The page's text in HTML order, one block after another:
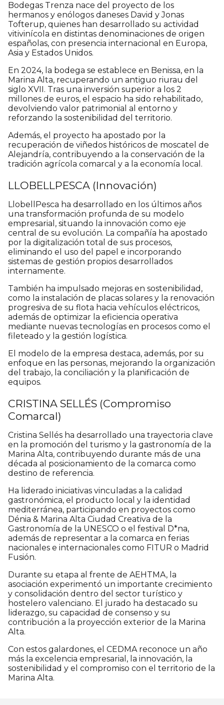
Bodegas Trenza nace del proyecto de los
hermanos y enólogos daneses David y Jonas
Tofterup, quienes han desarrollado su actividad
vitivinícola en distintas denominaciones de origen
españolas, con presencia internacional en Europa,
Asia y Estados Unidos.
En 2024, la bodega se establece en Benissa, en la
Marina Alta, recuperando un antiguo riurau del
siglo XVII. Tras una inversión superior a los 2
millones de euros, el espacio ha sido rehabilitado,
devolviendo valor patrimonial al entorno y
reforzando la sostenibilidad del territorio.
Además, el proyecto ha apostado por la
recuperación de viñedos históricos de moscatel de
Alejandría, contribuyendo a la conservación de la
tradición agrícola comarcal y a la economía local.
LLOBELLPESCA (Innovación)
LlobellPesca ha desarrollado en los últimos años
una transformación profunda de su modelo
empresarial, situando la innovación como eje
central de su evolución. La compañía ha apostado
por la digitalización total de sus procesos,
eliminando el uso del papel e incorporando
sistemas de gestión propios desarrollados
internamente.
También ha impulsado mejoras en sostenibilidad,
como la instalación de placas solares y la renovación
progresiva de su flota hacia vehículos eléctricos,
además de optimizar la eficiencia operativa
mediante nuevas tecnologías en procesos como el
fileteado y la gestión logística.
El modelo de la empresa destaca, además, por su
enfoque en las personas, mejorando la organización
del trabajo, la conciliación y la planificación de
equipos.
CRISTINA SELLÉS (Compromiso
Comarcal)
Cristina Sellés ha desarrollado una trayectoria clave
en la promoción del turismo y la gastronomía de la
Marina Alta, contribuyendo durante más de una
década al posicionamiento de la comarca como
destino de referencia.
Ha liderado iniciativas vinculadas a la calidad
gastronómica, el producto local y la identidad
mediterránea, participando en proyectos como
Dénia & Marina Alta Ciudad Creativa de la
Gastronomía de la UNESCO o el festival D*na,
además de representar a la comarca en ferias
nacionales e internacionales como FITUR o Madrid
Fusión.
Durante su etapa al frente de AEHTMA, la
asociación experimentó un importante crecimiento
y consolidación dentro del sector turístico y
hostelero valenciano. El jurado ha destacado su
liderazgo, su capacidad de consenso y su
contribución a la proyección exterior de la Marina
Alta.
Con estos galardones, el CEDMA reconoce un año
más la excelencia empresarial, la innovación, la
sostenibilidad y el compromiso con el territorio de la
Marina Alta.